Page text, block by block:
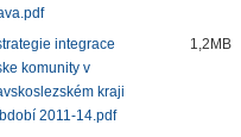
integrace
komunity v
kraji
2011-14.pdf
1,2MB